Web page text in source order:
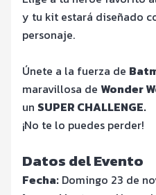
y tu kit estará diseñado
personaje.
Únete a la fuerza de
maravillosa de Wonder
un SUPER CHALLENGE.
¡No te lo puedes perder!
Datos del Evento
Fecha: Domingo 23 de